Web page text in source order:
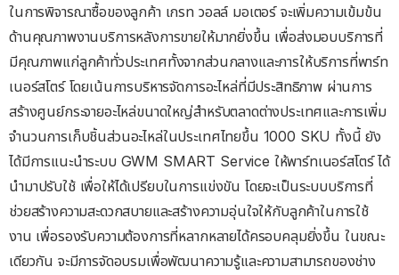
ในการพิจารณาซื้อของลูกค้า เกรท วอลล์ มอเตอร์ จะเพิ่มความเข้มข้น
ด้านคุณภาพงานบริการหลังการขายให้มากยิ่งขึ้น เพื่อส่งมอบบริการที่
มีคุณภาพแก่ลูกค้าทั่วประเทศทั้งจากส่วนกลางและการให้บริการที่พาร์ท
เนอร์สโตร์ โดยเน้นการบริหารจัดการอะไหล่ที่มีประสิทธิภาพ ผ่านการ
สร้างศูนย์กระจายอะไหล่ขนาดใหญ่สำหรับตลาดต่างประเทศและการเพิ่ม
จำนวนการเก็บชิ้นส่วนอะไหล่ในประเทศไทยขึ้น 1000 SKU ทั้งนี้ ยัง
ได้มีการแนะนำระบบ GWM SMART Service ให้พาร์ทเนอร์สโตร์ ได้
นำมาปรับใช้ เพื่อให้ได้เปรียบในการแข่งขัน โดยจะเป็นระบบบริการที่
ช่วยสร้างความสะดวกสบายและสร้างความอุ่นใจให้กับลูกค้าในการใช้
งาน เพื่อรองรับความต้องการที่หลากหลายได้ครอบคลุมยิ่งขึ้น ในขณะ
เดียวกัน จะมีการจัดอบรมเพื่อพัฒนาความรู้และความสามารถของช่าง